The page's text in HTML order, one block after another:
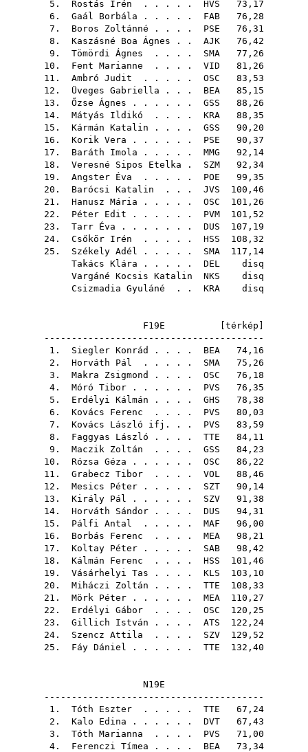
5. Rostás Irén . . . . . HVS 73,17
6. Gaál Borbála . . . . . FAB 76,28
7. Boros Zoltánné . . . . PSE 76,31
8. Kaszásné Boa Ágnes . . AJK 76,42
9. Tömördi Ágnes . . . . SMA 77,26
10. Fent Marianne . . . . VID 81,26
11. Ambró Judit . . . . . OSC 83,53
12. Üveges Gabriella . . . BEA 85,15
13. Őzse Ágnes . . . . . . GSS 88,26
14. Mátyás Ildikó . . . . KRA 88,35
15. Kármán Katalin . . . . GSS 90,20
16. Korik Vera . . . . . . PSE 90,37
17. Baráth Imola . . . . . MMG 92,14
18. Veresné Sipos Etelka . SZM 92,34
19. Angster Éva . . . . . POE 99,35
20. Barócsi Katalin . . . JVS 100,46
21. Hanusz Mária . . . . . OSC 101,26
22. Péter Edit . . . . . . PVM 101,52
23. Tarr Éva . . . . . . . DUS 107,19
24. Csőkör Irén . . . . . HSS 108,32
25. Székely Adél . . . . . SMA 117,14
Takács Klára . . . . . DEL disq
Vargáné Kocsis Katalin
NKS disq
Csizmadia Gyuláné . . KRA disq
F19E [ térkép
----------------------------------------
1. Siegler Konrád . . . . BEA 74,16
2. Horváth Pál . . . . . SMA 75,26
3. Makra Zsigmond . . . . OSC 76,18
4. Móró Tibor . . . . . . PVS 76,35
5. Erdélyi Kálmán . . . . GHS 78,38
6. Kovács Ferenc . . . . PVS 80,03
7. Kovács László ifj. . . PVS 83,59
8. Faggyas László . . . . TTE 84,11
9. Maczik Zoltán . . . . GSS 84,23
10. Rózsa Géza . . . . . . OSC 86,22
11. Grabecz Tibor . . . . VOL 88,46
12. Mesics Péter . . . . . SZT 90,14
13. Király Pál . . . . . . SZV 91,38
14. Horváth Sándor . . . . DUS 94,31
15. Pálfi Antal . . . . . MAF 96,00
16. Borbás Ferenc . . . . MEA 98,21
17. Koltay Péter . . . . . SAB 98,42
18. Kálmán Ferenc . . . . HSS 101,46
19. Vásárhelyi Tas . . . . KLS 103,10
20. Miháczi Zoltán . . . . TTE 108,33
21. Mörk Péter . . . . . . MEA 110,27
22. Erdélyi Gábor . . . . OSC 120,25
23. Gillich István . . . . ATS 122,24
24. Szencz Attila . . . . SZV 129,52
25. Fáy Dániel . . . . . . TTE 132,40
N19E
----------------------------------------
1. Tóth Eszter . . . . . TTE 67,24
2. Kalo Edina . . . . . . DVT 67,43
3. Tóth Marianna . . . . PVS 71,00
4. Ferenczi Tímea . . . . BEA 73,34